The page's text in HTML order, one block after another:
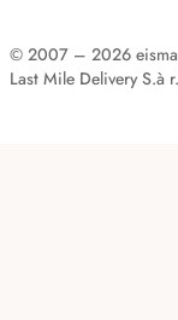
© 2007 – 2026
Last Mile Delivery S.à